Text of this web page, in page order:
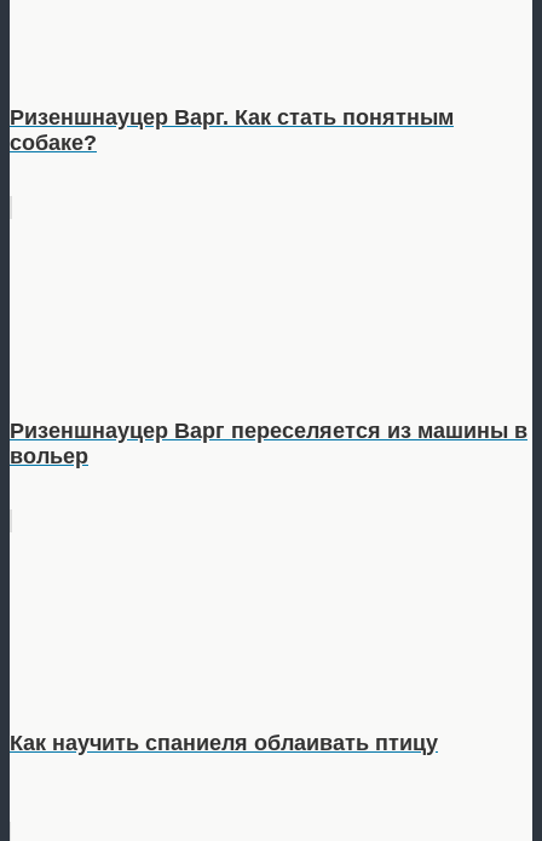
Ризеншнауцер Варг. Как стать понятным
собаке?
Ризеншнауцер Варг переселяется из машины в
вольер
Как научить спаниеля облаивать птицу